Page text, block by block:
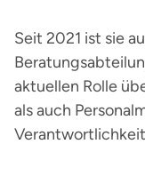
Seit 2021 ist sie
aktuellen Rolle
als auch